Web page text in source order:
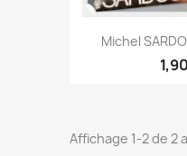

Michel
Affichage 1-2 de 2